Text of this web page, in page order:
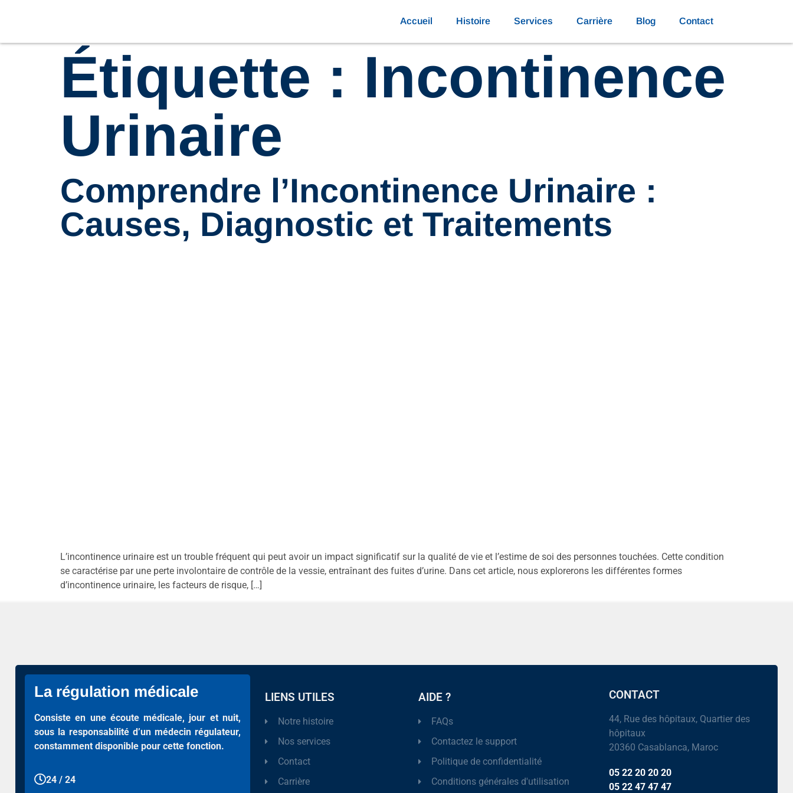
Accueil Histoire Services Carrière Blog Contact
Étiquette : Incontinence
Urinaire
Comprendre l’Incontinence Urinaire :
Causes, Diagnostic et Traitements
L’incontinence urinaire est un trouble fréquent qui peut avoir un impact significatif sur la qualité de vie et l’estime de soi des personnes touchées. Cette condition
se caractérise par une perte involontaire de contrôle de la vessie, entraînant des fuites d’urine. Dans cet article, nous explorerons les différentes formes
d’incontinence urinaire, les facteurs de risque, […]
La régulation médicale
Consiste en une écoute médicale, jour et nuit,
sous la responsabilité d’un médecin régulateur,
constamment disponible pour cette fonction.
24 / 24
LIENS UTILES
Notre histoire
Nos services
Contact
Carrière
AIDE ?
FAQs
Contactez le support
Politique de confidentialité
Conditions générales d'utilisation
CONTACT
44, Rue des hôpitaux, Quartier des
hôpitaux
20360 Casablanca, Maroc
05 22 20 20 20
05 22 47 47 47